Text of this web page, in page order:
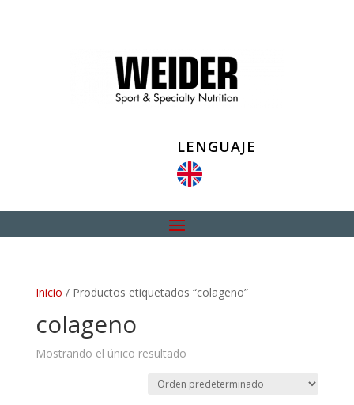
LENGUAJE
Inicio / Productos etiquetados “colageno”
colageno
Mostrando el único resultado